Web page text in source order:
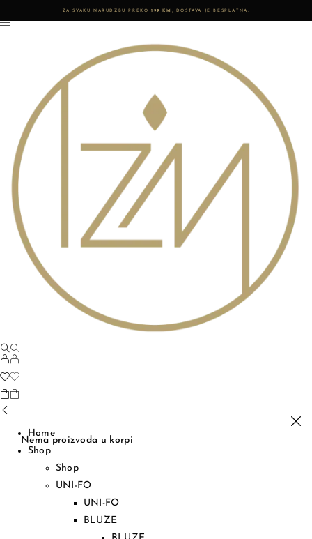
ZA SVAKU NARUDŽBU PREKO 199 KM , DOSTAVA JE BESPLATNA.
Nema proizvoda u korpi
Home
Shop
Shop
UNI-FO
UNI-FO
BLUZE